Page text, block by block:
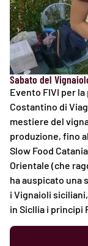
Sabato del
Evento FIVI per
Costantino di
mestiere del
produzione, fino
Slow Food
Orientale (che
ha auspicato una
i Vignaioli
in Sicllia i principi